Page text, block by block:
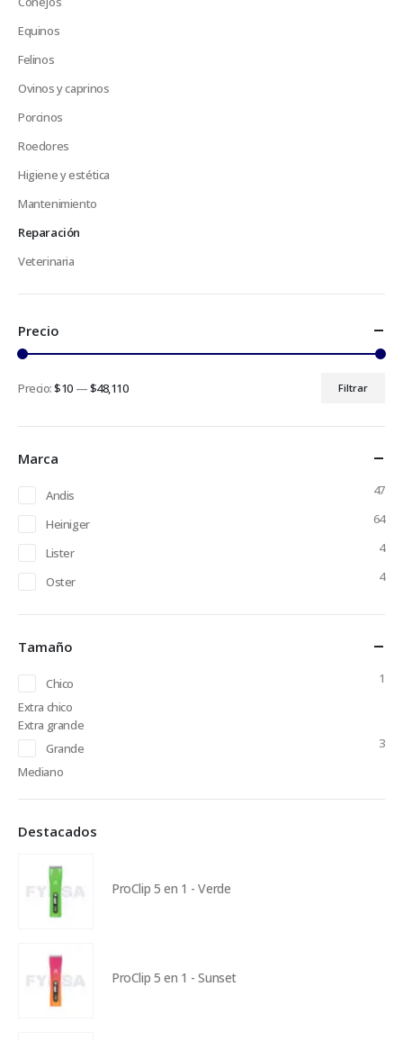
Equinos
Felinos
Ovinos y caprinos
Porcinos
Roedores
Higiene y estética
Mantenimiento
Reparación
Veterinaria
Precio
Filtrar
Precio:$10 —$48,110
Marca
Andis 47
Heiniger 64
Lister 4
Oster 4
Tamaño
Chico
1
Extra chico
Extra grande
Grande
3
Mediano
Destacados
ProClip 5 en 1 - Verde
ProClip 5 en 1 - Sunset